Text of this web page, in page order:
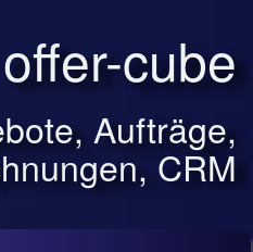
offer-cube
Aufträge,
CRM